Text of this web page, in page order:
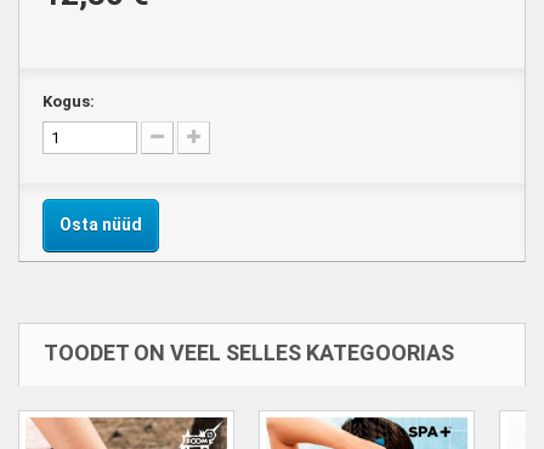
Kogus:
Osta nüüd
TOODET ON VEEL SELLES KATEGOORIAS